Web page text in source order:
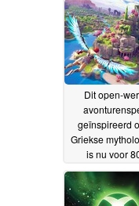
2026
Dit open-
geïnspireerd
Griekse
is nu voor
verkrijgbaar op
15-05-2026